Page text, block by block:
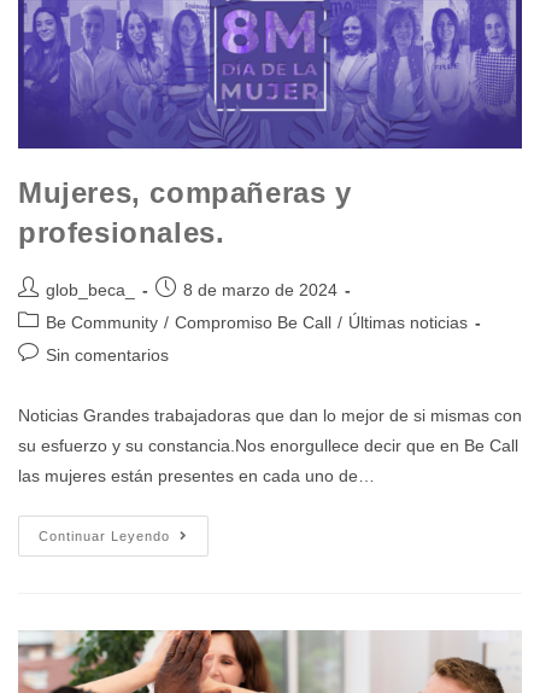
Mujeres, compañeras y
profesionales.
glob_beca_
8 de marzo de 2024
Be Community / Compromiso Be Call / Últimas noticias
Sin comentarios
Noticias Grandes trabajadoras que dan lo mejor de si mismas con
su esfuerzo y su constancia.Nos enorgullece decir que en Be Call
las mujeres están presentes en cada uno de…
Continuar Leyendo